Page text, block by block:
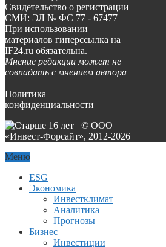
Свидетельство о регистрации
СМИ: ЭЛ № ФС 77 - 67477
При использовании
материалов гиперссылка на
IF24.ru обязательна.
Мнение редакции может не
совпадать с мнением автора
Политика
конфиденциальности
© ООО
«Инвест-Форсайт», 2012-2026
Меню
ESG
Экономика
Инвестклимат
Аналитика
Прогнозы
Бизнес
Инвестиции